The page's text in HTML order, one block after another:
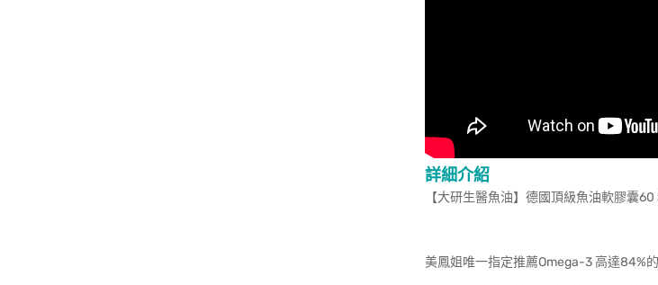
詳細介紹
【大研生醫魚油】德國頂級魚油軟膠囊
美鳳姐唯一指定推薦Omega-3 高達84%